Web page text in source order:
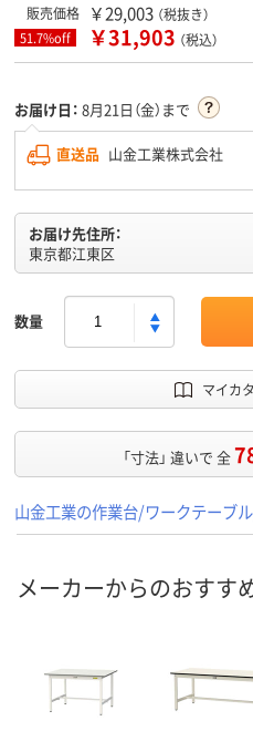
販売価格 ￥29,003 （税抜き）
51.7%off ￥31,903 （税込）
お届け日： 8月21日（金）まで
直送品 山金工業株式会社
お届け先住所：
東京都江東区
数量
マイカ
「寸法」 違いで 全
山金工業の作業台/ワークテーブ
メーカーからのおすす